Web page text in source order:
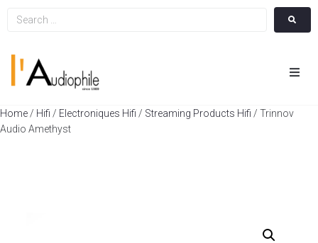
Home / Hifi / Electroniques Hifi / Streaming Products Hifi / Trinnov
Audio Amethyst